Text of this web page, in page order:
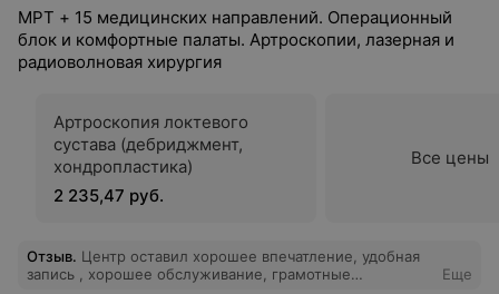
МРТ + 15 медицинских направлений. Операционный
блок и комфортные палаты. Артроскопии, лазерная и
радиоволновая хирургия
Артроскопия локтевого
сустава (дебриджмент,
хондропластика)
2 235,47 руб.
Все цены
Отзыв. Центр оставил хорошее впечатление, удобная
запись , хорошее обслуживание, грамотные
Еще